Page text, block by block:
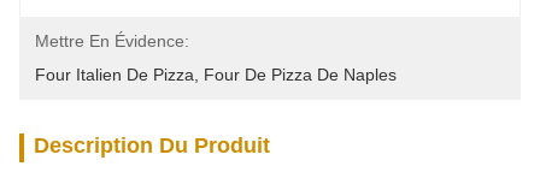
Mettre En Évidence:
Four Italien De Pizza
Four De Pizza De Naples
Description Du Produit